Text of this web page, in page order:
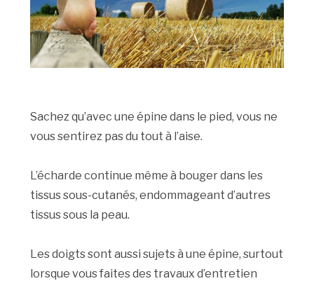
Sachez qu’avec une épine dans le pied, vous ne
vous sentirez pas du tout à l’aise.
L’écharde continue même à bouger dans les
tissus sous-cutanés, endommageant d’autres
tissus sous la peau.
Les doigts sont aussi sujets à une épine, surtout
lorsque vous faites des travaux d’entretien